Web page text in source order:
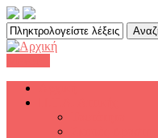
Φόρμα αναζήτησης
Αναζήτηση